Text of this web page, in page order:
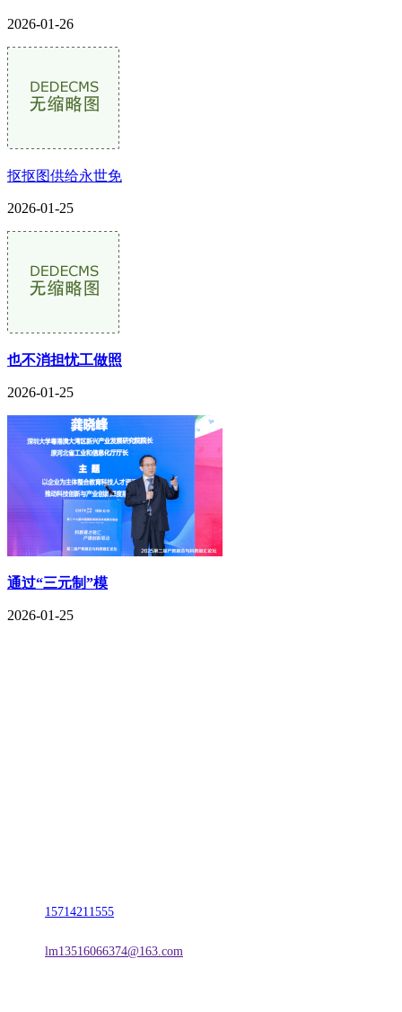
2026-01-26
抠抠图供给永世免
2026-01-25
也不消担忧工做照
2026-01-25
通过“三元制”模
2026-01-25
15714211555
lm13516066374@163.com